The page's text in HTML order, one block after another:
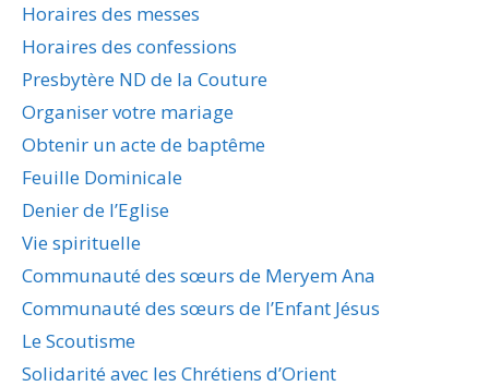
Horaires des messes
Horaires des confessions
Presbytère ND de la Couture
Organiser votre mariage
Obtenir un acte de baptême
Feuille Dominicale
Denier de l’Eglise
Vie spirituelle
Communauté des sœurs de Meryem Ana
Communauté des sœurs de l’Enfant Jésus
Le Scoutisme
Solidarité avec les Chrétiens d’Orient